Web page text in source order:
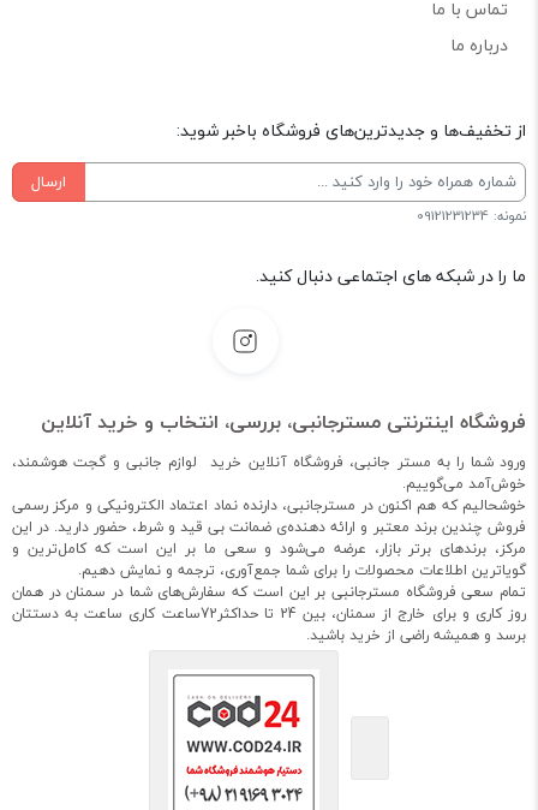
تماس با ما
درباره ما
از تخفیف‌ها و جدیدترین‌های فروشگاه باخبر شوید:
ارسال
نمونه: 09121231234
ما را در شبکه های اجتماعی دنبال کنید.
فروشگاه اینترنتی مسترجانبی، بررسی، انتخاب و خرید آنلاین
ورود شما را به مستر جانبی، فروشگاه آنلاین خرید لوازم جانبی و گجت هوشمند،
خوش‌آمد می‌گوییم.
خوشحالیم که هم اکنون در مسترجانبی، دارنده نماد اعتماد الکترونیکی و مرکز رسمی
فروش چندین برند معتبر و ارائه دهنده‌ی ضمانت بی قید و شرط، حضور دارید. در این
مرکز، برندهای برتر بازار، عرضه می‌شود و سعی ما بر این است که کامل‌ترین و
گویاترین اطلاعات محصولات را برای شما جمع‌آوری، ترجمه و نمایش دهیم.
تمام سعی فروشگاه مسترجانبی بر این است که سفارش‌های شما در سمنان در همان
روز کاری و برای خارج از سمنان، بین 24 تا حداکثر72ساعت کاری ساعت به دستتان
برسد و همیشه راضی از خرید باشید.